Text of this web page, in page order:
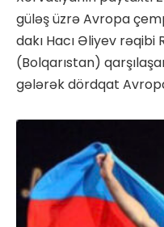
güləş üzrə Avropa
dakı Hacı Əliyev
(Bolqarıstan)
gələrək dördqat